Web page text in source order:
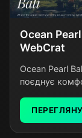
Ocean
WebCrat
Ocean Pearl
поєднує
продуманим
локальною та
рівень